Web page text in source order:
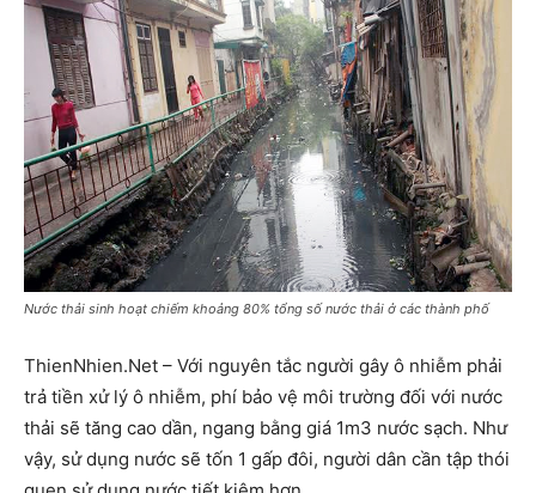
Nước thải sinh hoạt chiếm khoảng 80% tổng số nước thải ở các thành phố
ThienNhien.Net – Với nguyên tắc người gây ô nhiễm phải
trả tiền xử lý ô nhiễm, phí bảo vệ môi trường đối với nước
thải sẽ tăng cao dần, ngang bằng giá 1m3 nước sạch. Như
vậy, sử dụng nước sẽ tốn 1 gấp đôi, người dân cần tập thói